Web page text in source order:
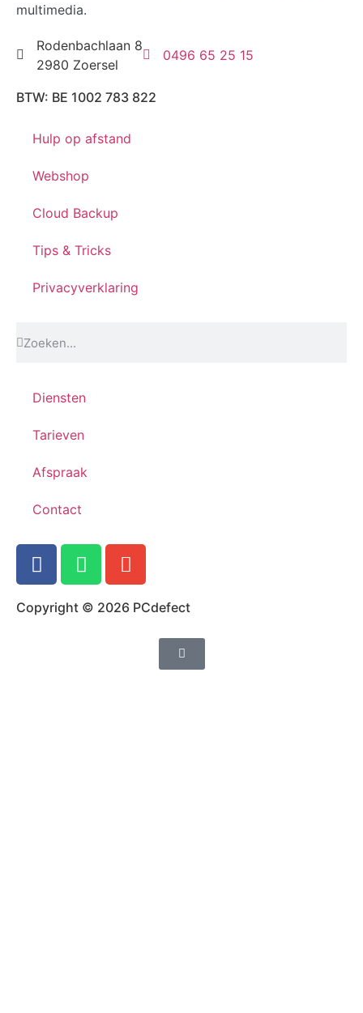
multimedia.
Rodenbachlaan 8
2980 Zoersel
0496 65 25 15
BTW: BE 1002 783 822
Hulp op afstand
Webshop
Cloud Backup
Tips & Tricks
Privacyverklaring
Diensten
Tarieven
Afspraak
Contact
Copyright © 2026 PCdefect